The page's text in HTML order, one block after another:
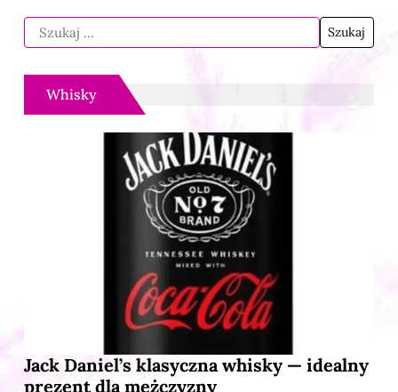
Whisky
Jack Daniel’s klasyczna whisky — idealny
prezent dla mężczyzny